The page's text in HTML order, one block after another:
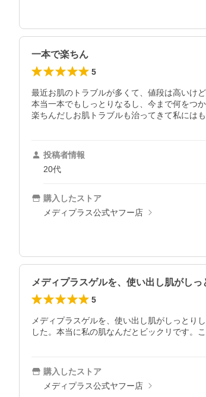
一本で楽ちん
5
最近お肌のトラブルが多くて、値段は高いけ
本当一本でもしっとりなるし、今まで何をつ
楽ちんだしお肌トラブルも治ってきて私には
投稿者情報
20代
購入したストア
メディプラス公式ヤフー店
メディプラスゲルを、使い出し肌がし
5
メディプラスゲルを、使い出し肌がしっとり
した。本当に私の肌なんだとビックリです。
購入したストア
メディプラス公式ヤフー店